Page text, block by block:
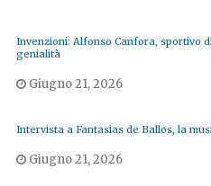
Invenzioni: Alfonso Canfora, sportivo
genialità
Giugno 21, 2026
Intervista a Fantasias de Ballos, la
Giugno 21, 2026